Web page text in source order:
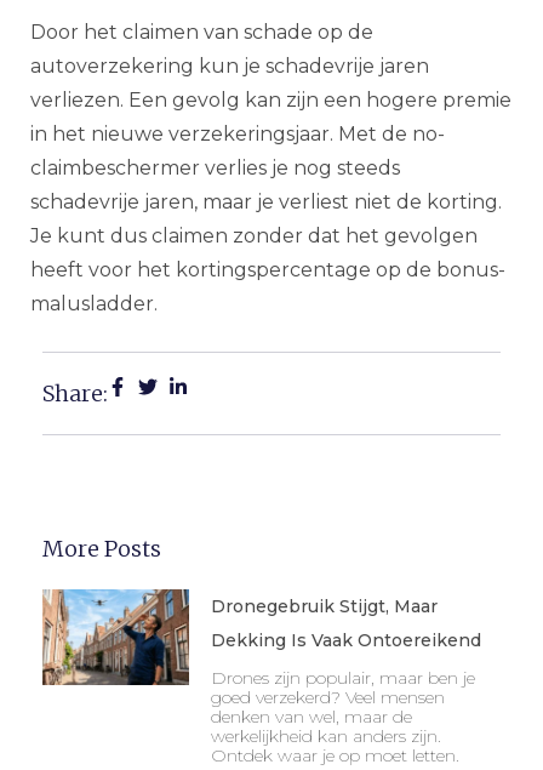
Door het claimen van schade op de
autoverzekering kun je schadevrije jaren
verliezen. Een gevolg kan zijn een hogere premie
in het nieuwe verzekeringsjaar. Met de no-
claimbeschermer verlies je nog steeds
schadevrije jaren, maar je verliest niet de korting.
Je kunt dus claimen zonder dat het gevolgen
heeft voor het kortingspercentage op de bonus-
malusladder.
Share:
More Posts
Dronegebruik Stijgt, Maar
Dekking Is Vaak Ontoereikend
Drones zijn populair, maar ben je
goed verzekerd? Veel mensen
denken van wel, maar de
werkelijkheid kan anders zijn.
Ontdek waar je op moet letten.